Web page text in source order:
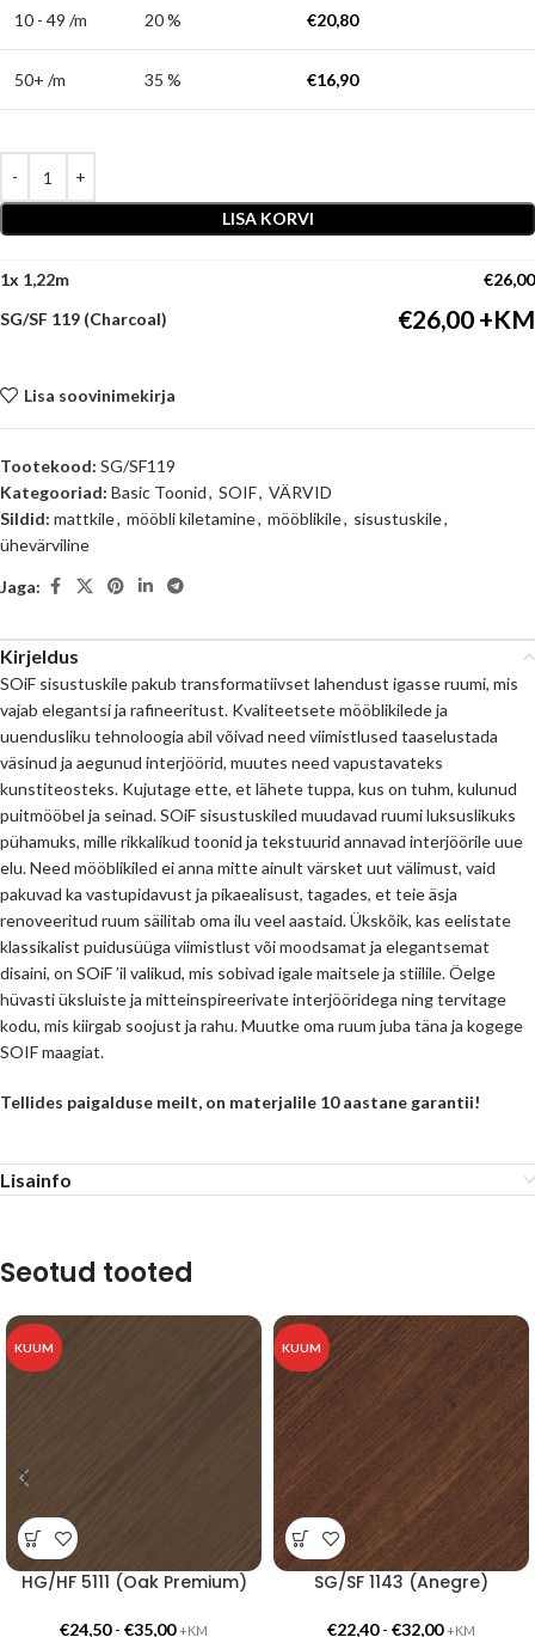
10 - 49 /m 20 % €20,80
50+ /m 35 % €16,90
LISA KORVI
1x €26,00
SG/SF 119 (Charcoal)
€26,00
Lisa soovinimekirja
Tootekood: SG/SF119
Kategooriad: Basic Toonid, SOIF, VÄRVID
Sildid: mattkile, mööbli kiletamine, mööblikile, sisustuskile,
ühevärviline
Jaga:
Kirjeldus
SOiF sisustuskile pakub transformatiivset lahendust igasse ruumi, mis
vajab elegantsi ja rafineeritust. Kvaliteetsete mööblikilede ja
uuendusliku tehnoloogia abil võivad need viimistlused taaselustada
väsinud ja aegunud interjöörid, muutes need vapustavateks
kunstiteosteks. Kujutage ette, et lähete tuppa, kus on tuhm, kulunud
puitmööbel ja seinad. SOiF sisustuskiled muudavad ruumi luksuslikuks
pühamuks, mille rikkalikud toonid ja tekstuurid annavad interjöörile uue
elu. Need mööblikiled ei anna mitte ainult värsket uut välimust, vaid
pakuvad ka vastupidavust ja pikaealisust, tagades, et teie äsja
renoveeritud ruum säilitab oma ilu veel aastaid. Ükskõik, kas eelistate
klassikalist puidusüüga viimistlust või moodsamat ja elegantsemat
disaini, on SOiF ’il valikud, mis sobivad igale maitsele ja stiilile. Öelge
hüvasti üksluiste ja mitteinspireerivate interjööridega ning tervitage
kodu, mis kiirgab soojust ja rahu. Muutke oma ruum juba täna ja kogege
SOIF maagiat.
Tellides paigalduse meilt, on materjalile 10 aastane garantii!
Lisainfo
Seotud tooted
KUUM
HG/HF 5111 (Oak Premium)
€24,50- €35,00 +KM
KUUM
SG/SF 1143 (Anegre)
€22,40- €32,00 +KM